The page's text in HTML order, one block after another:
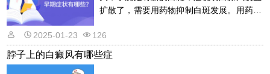
扩散了，需要用药物抑制白斑发展。用药物
其反。详情请看文章介绍内容。
2025-01-23 126
脖子上的白癜风有哪些症